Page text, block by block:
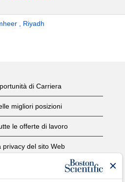
, Riyadh
di Carriera
migliori posizioni
le offerte di lavoro
privacy del sito Web